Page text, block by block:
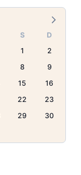
S
D
1
2
8
9
15
16
22
23
29
30